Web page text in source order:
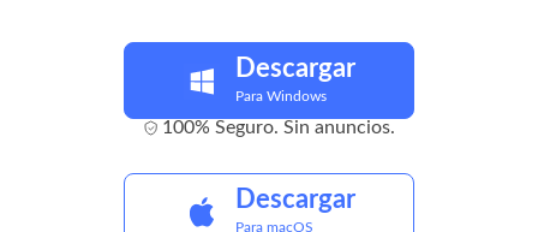
Descargar
Para Windows
100% Seguro. Sin anuncios.
Descargar
Para macOS